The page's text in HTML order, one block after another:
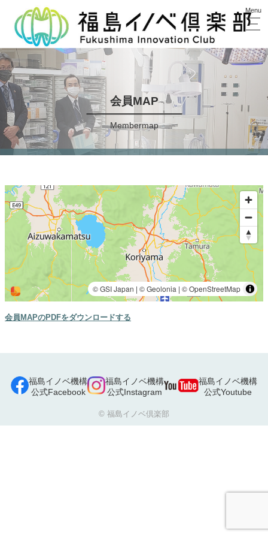
会員MAP
Membermap
会員MAPのPDFをダウンロードする
福島イノベ機構
公式Facebook
福島イノベ機構
公式Instagram
福島イノベ機構
公式Youtube
© 福島イノベ倶楽部